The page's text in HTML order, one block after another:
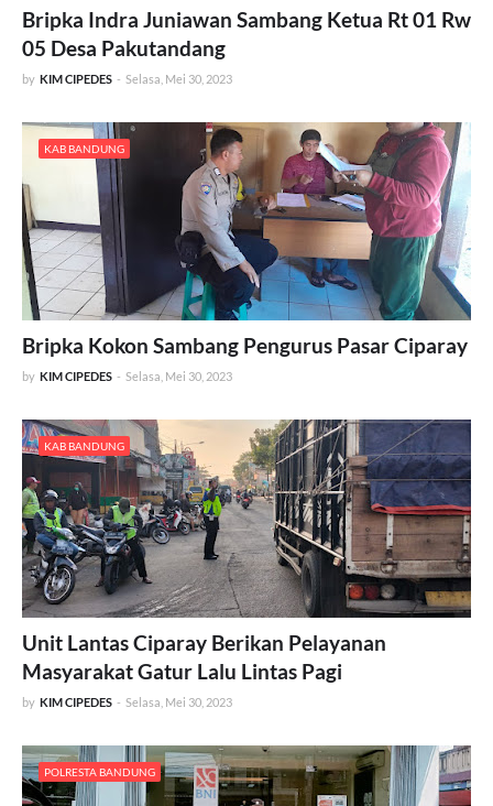
Bripka Indra Juniawan Sambang Ketua Rt 01 Rw
05 Desa Pakutandang
by KIM CIPEDES - Selasa, Mei 30, 2023
KAB BANDUNG
Bripka Kokon Sambang Pengurus Pasar Ciparay
by KIM CIPEDES - Selasa, Mei 30, 2023
KAB BANDUNG
Unit Lantas Ciparay Berikan Pelayanan
Masyarakat Gatur Lalu Lintas Pagi
by KIM CIPEDES - Selasa, Mei 30, 2023
POLRESTA BANDUNG